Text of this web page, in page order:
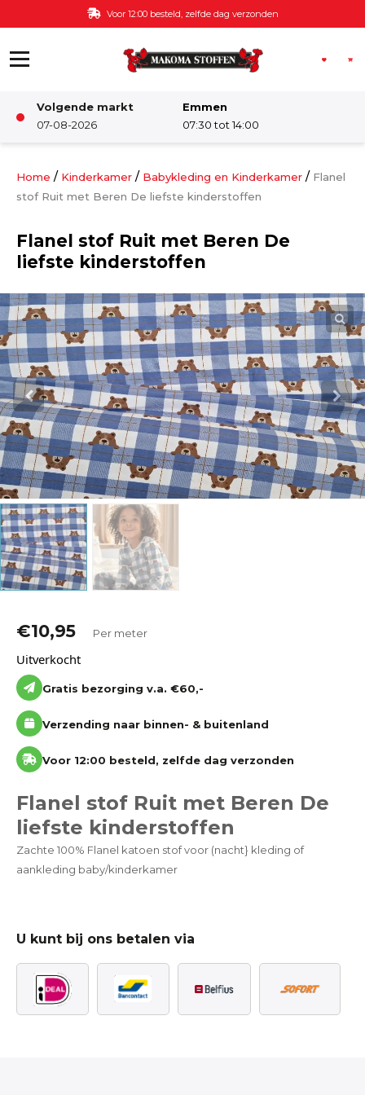
Ga naar de inhoud Voor 12:00 besteld, zelfde dag verzonden
Volgende markt
07-08-2026
Emmen
07:30 tot 14:00
Damesstoffen
Kinderstoffen
Kinderkamer
Katoen
Grootverbruik
Tijdpakker stof
Home / Kinderkamer / Babykleding en Kinderkamer / Flanel
stof Ruit met Beren De liefste kinderstoffen
Flanel stof Ruit met Beren De
liefste kinderstoffen
€10,95 Per meter
Uitverkocht
Gratis bezorging v.a. €60,-
Verzending naar binnen- & buitenland
Voor 12:00 besteld, zelfde dag verzonden
Flanel stof Ruit met Beren De
liefste kinderstoffen
Zachte 100% Flanel katoen stof voor (nacht} kleding of
aankleding baby/kinderkamer
U kunt bij ons betalen via